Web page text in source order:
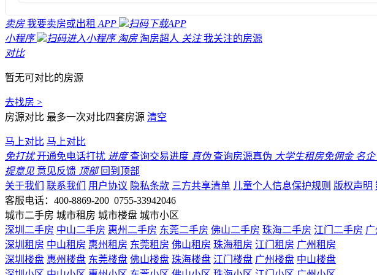
卖房 我要卖房或出租 APP
扫码下载APP
小程序
扫码进入小程序 淘房 淘房超人 关注 我关注的房源
对比
暂无可对比的房源
去找房 >
房源对比 最多一次对比四套房源 清空
马上对比 马上对比
免打扰 开通免电话打扰 进度 查询交易进度 真伪 查询房源真伪 大学生租房免佣金 名企
提意见 意见反馈 顶部 回到顶部
关于我们
联系我们 用户协议 隐私条款 三方共享清单 儿童个人信息保护规则 版权声明
客服电话：400-8869-200 0755-33942046
城市二手房 城市租房 城市楼盘 城市小区
深圳二手房 中山二手房 惠州二手房 东莞二手房 佛山二手房 珠海二手房 江门二手房
深圳租房 中山租房 惠州租房 东莞租房 佛山租房 珠海租房 江门租房 广州租房
深圳楼盘 惠州楼盘 东莞楼盘 佛山楼盘 珠海楼盘 江门楼盘 广州楼盘 中山楼盘